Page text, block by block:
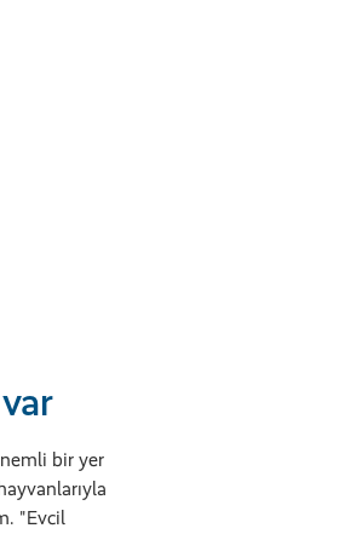
bir yer
"Evcil